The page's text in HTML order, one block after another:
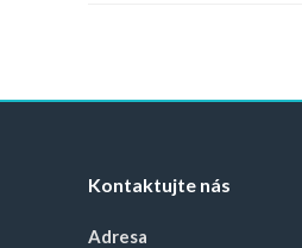
Kontaktujte nás
Adresa